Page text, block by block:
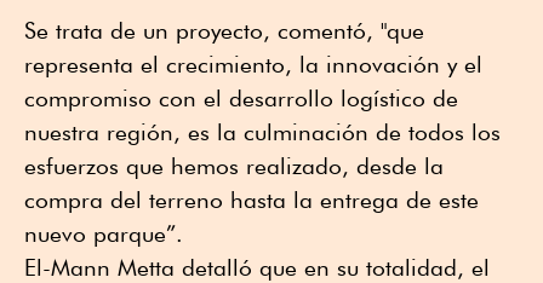
Se trata de un proyecto, comentó, "que
representa el crecimiento, la innovación y el
compromiso con el desarrollo logístico de
nuestra región, es la culminación de todos los
esfuerzos que hemos realizado, desde la
compra del terreno hasta la entrega de este
nuevo parque”.
El-Mann Metta detalló que en su totalidad, el